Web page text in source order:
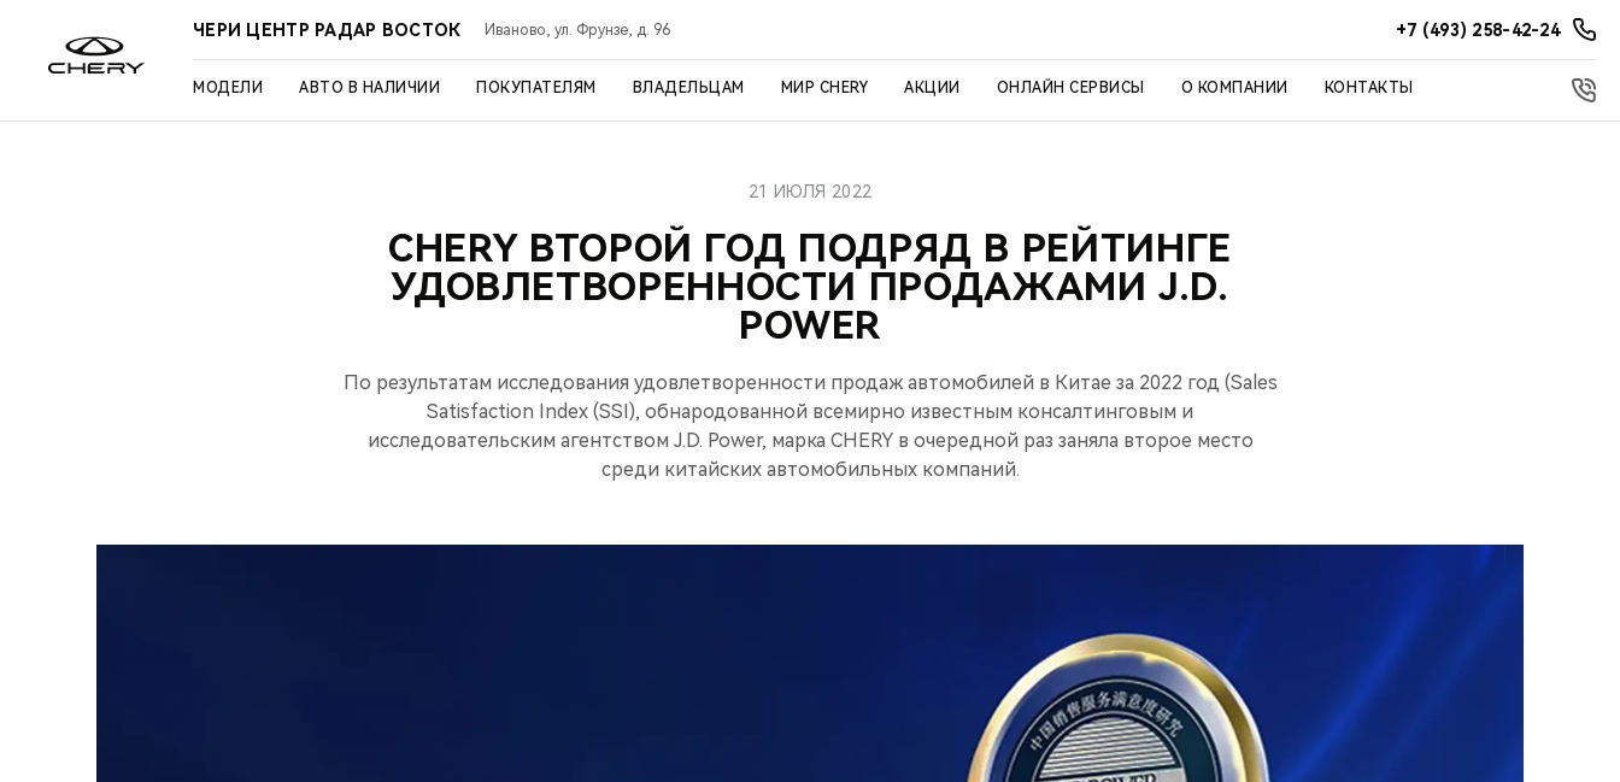
ЧЕРИ ЦЕНТР РАДАР ВОСТОК Иваново, ул. Фрунзе, д. 96 +7 (493) 258-42-24
МОДЕЛИ АВТО В НАЛИЧИИ ПОКУПАТЕЛЯМ ВЛАДЕЛЬЦАМ МИР CHERY АКЦИИ ОНЛАЙН СЕРВИСЫ О КОМПАНИИ КОНТАКТЫ
CHERY ВТОРОЙ ГОД ПОДРЯД В РЕЙТИНГЕ
УДОВЛЕТВОРЕННОСТИ ПРОДАЖАМИ J.D.
POWER
21 ИЮЛЯ 2022
По результатам исследования удовлетворенности продаж автомобилей в Китае за 2022 год (Sales
Satisfaction Index (SSI), обнародованной всемирно известным консалтинговым и
исследовательским агентством J.D. Power, марка CHERY в очередной раз заняла второе место
среди китайских автомобильных компаний.